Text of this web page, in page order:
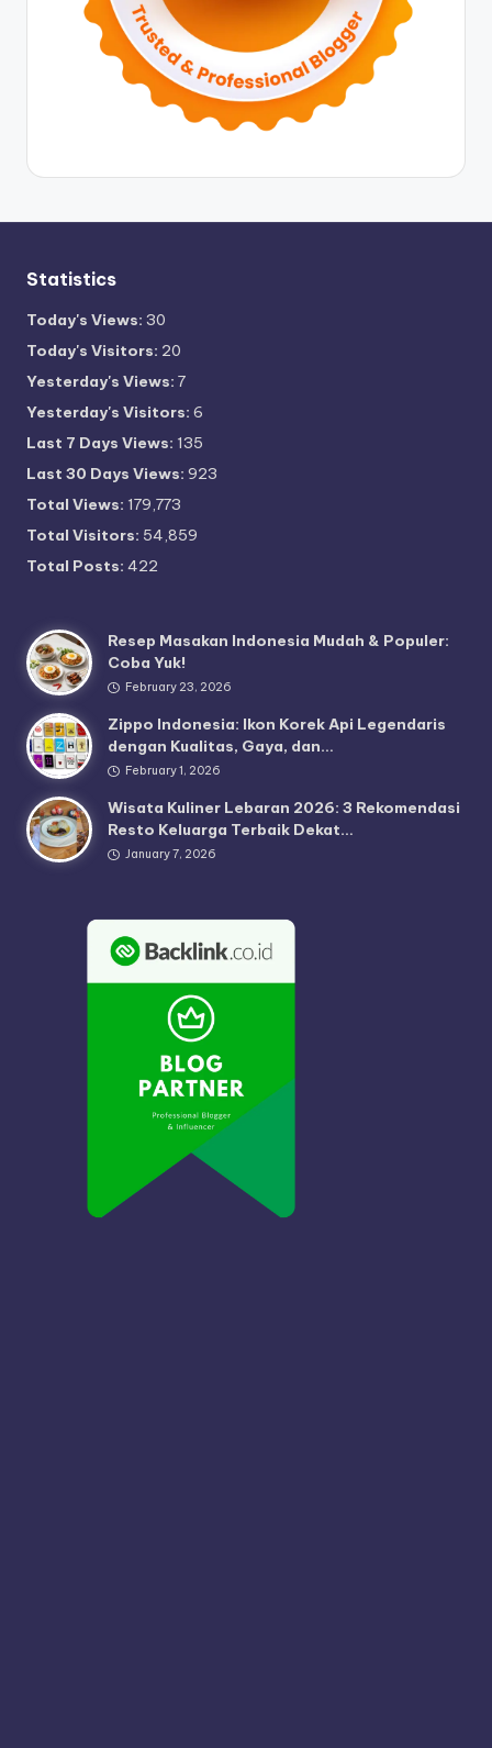
Statistics
Today's Views: 30
Today's Visitors: 20
Yesterday's Views: 7
Yesterday's Visitors: 6
Last 7 Days Views: 135
Last 30 Days Views: 923
Total Views: 179,773
Total Visitors: 54,859
Total Posts: 422
Resep Masakan Indonesia Mudah & Populer:
Coba Yuk!
February 23, 2026
Zippo Indonesia: Ikon Korek Api Legendaris
dengan Kualitas, Gaya, dan…
February 1, 2026
Wisata Kuliner Lebaran 2026: 3 Rekomendasi
Resto Keluarga Terbaik Dekat…
January 7, 2026